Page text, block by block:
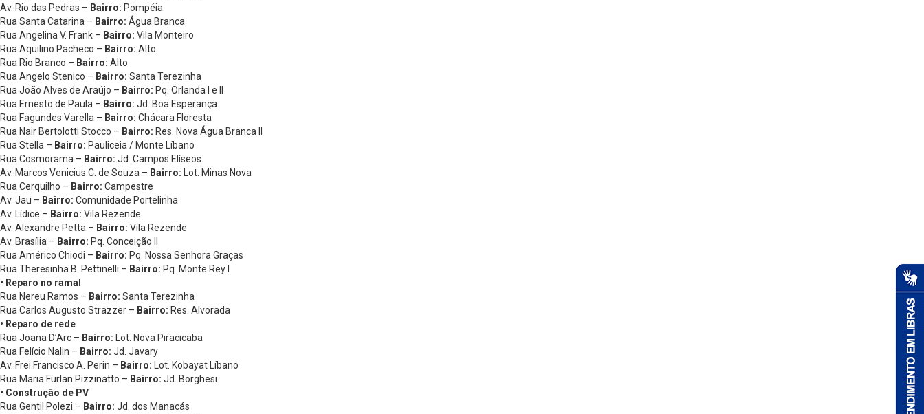
Av. Rio das Pedras – Bairro: Pompéia
Rua Santa Catarina – Bairro: Água Branca
Rua Angelina V. Frank – Bairro: Vila Monteiro
Rua Aquilino Pacheco – Bairro: Alto
Rua Rio Branco – Bairro: Alto
Rua Angelo Stenico – Bairro: Santa Terezinha
Rua João Alves de Araújo – Bairro: Pq. Orlanda I e II
Rua Ernesto de Paula – Bairro: Jd. Boa Esperança
Rua Fagundes Varella – Bairro: Chácara Floresta
Rua Nair Bertolotti Stocco – Bairro: Res. Nova Água Branca II
Rua Stella – Bairro: Pauliceia / Monte Líbano
Rua Cosmorama – Bairro: Jd. Campos Elíseos
Av. Marcos Venicius C. de Souza – Bairro: Lot. Minas Nova
Rua Cerquilho – Bairro: Campestre
Av. Jau – Bairro: Comunidade Portelinha
Av. Lídice – Bairro: Vila Rezende
Av. Alexandre Petta – Bairro: Vila Rezende
Av. Brasília – Bairro: Pq. Conceição II
Rua Américo Chiodi – Bairro: Pq. Nossa Senhora Graças
Rua Theresinha B. Pettinelli – Bairro: Pq. Monte Rey I
• Reparo no ramal
Rua Nereu Ramos – Bairro: Santa Terezinha
Rua Carlos Augusto Strazzer – Bairro: Res. Alvorada
• Reparo de rede
Rua Joana D’Arc – Bairro: Lot. Nova Piracicaba
Rua Felício Nalin – Bairro: Jd. Javary
Av. Frei Francisco A. Perin – Bairro: Lot. Kobayat Líbano
Rua Maria Furlan Pizzinatto – Bairro: Jd. Borghesi
• Construção de PV
Rua Gentil Polezi – Bairro: Jd. dos Manacás